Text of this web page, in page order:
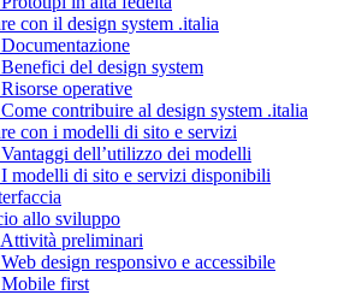
con il design system .italia
del design system
operative
contribuire al design system .italia
con i modelli di sito e servizi
dell’utilizzo dei modelli
modelli di sito e servizi disponibili
allo sviluppo
preliminari
design responsivo e accessibile
first